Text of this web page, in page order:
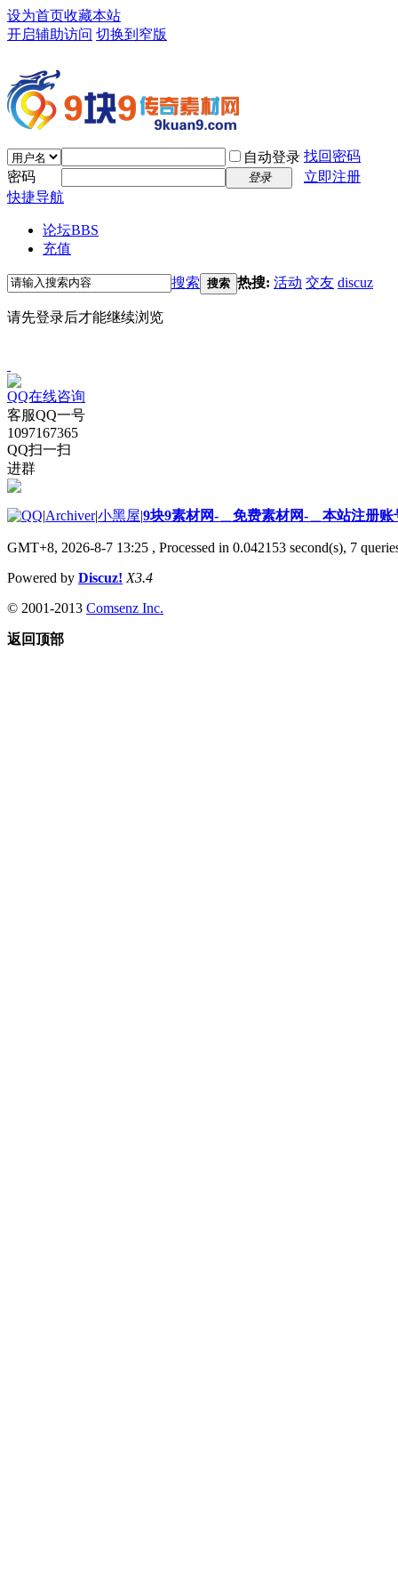
设为首页收藏本站
开启辅助访问 切换到窄版
自动登录 找回密码
密码
登录
立即注册
快捷导航
论坛BBS
充值
搜索 搜索 热搜: 活动 交友 discuz
请先登录后才能继续浏览
QQ在线咨询
客服QQ一号
1097167365
QQ扫一扫
进群
|Archiver|小黑屋|9块9素材网-＿免费素材网-＿本站注册账
GMT+8, 2026-8-7 13:25 , Processed in 0.042153 second(s), 7
Powered by Discuz! X3.4
© 2001-2013 Comsenz Inc.
返回顶部